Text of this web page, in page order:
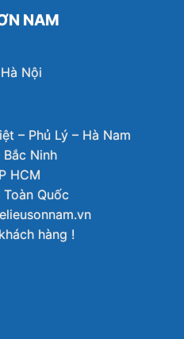
NAM
Nội
– Phủ Lý – Hà Nam
Bắc Ninh
HCM
Quốc
hàng !